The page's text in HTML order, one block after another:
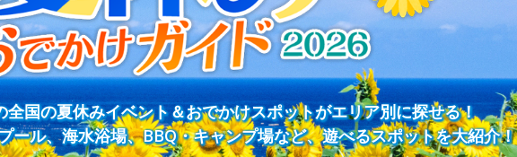
全国の夏休みイベント＆おでかけスポットがエリア別に探せる！
ール、海水浴場、BBQ・キャンプ場など、遊べるスポットを大紹介！